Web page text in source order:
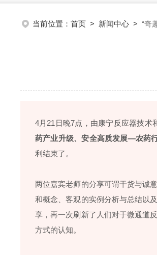
当前位置： 首页 > 新闻中心 > “奇
4月21日晚7点，由康宁反应器技术
药产业升级、安全高质发展—农药
利结束了。
两位嘉宾老师的分享可谓干货与诚
和概念、客观的实例分析与总结以
享，再一次刷新了人们对于微通道
方式的认知。